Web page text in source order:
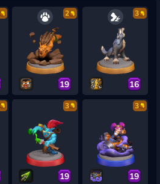
2
19
3
16
3
19
3
19